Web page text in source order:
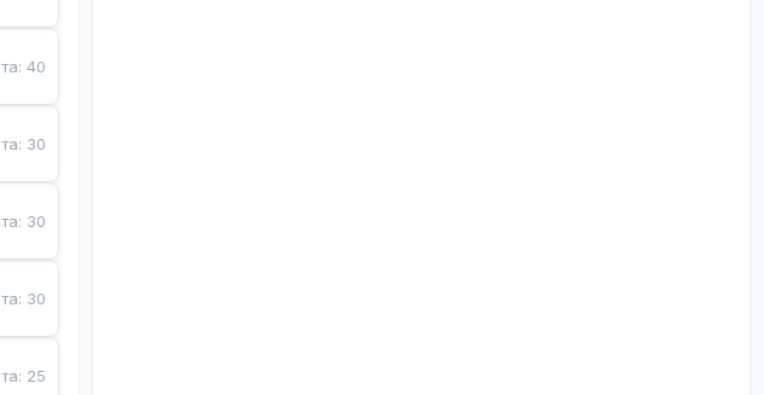
:40
: 30
: 30
: 30
: 25